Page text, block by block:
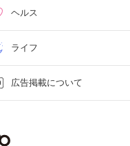
ヘルス
ライフ
広告掲載について